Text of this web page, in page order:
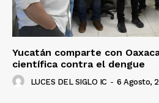
Yucatán comparte con
científica contra el dengue
LUCES DEL SIGLO IC - 6 Agosto,